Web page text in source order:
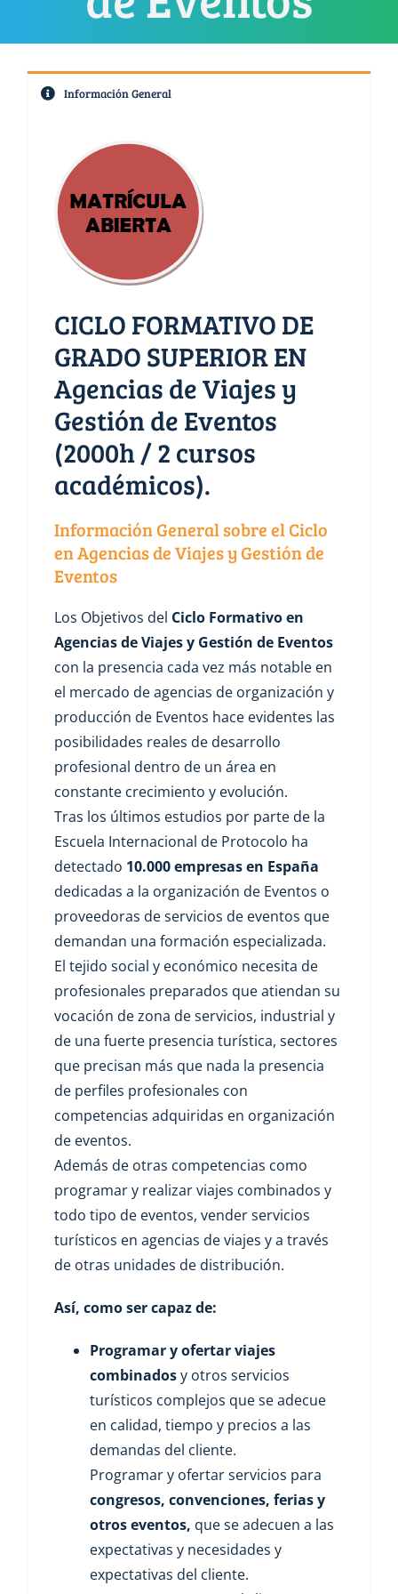
Información General
CICLO FORMATIVO DE
GRADO SUPERIOR EN
Agencias de Viajes y
Gestión de Eventos
(2000h / 2 cursos
académicos).
Información General sobre el Ciclo
en Agencias de Viajes y Gestión de
Eventos
Los Objetivos del Ciclo Formativo en
Agencias de Viajes y Gestión de Eventos
con la presencia cada vez más notable en
el mercado de agencias de organización y
producción de Eventos hace evidentes las
posibilidades reales de desarrollo
profesional dentro de un área en
constante crecimiento y evolución.
Tras los últimos estudios por parte de la
Escuela Internacional de Protocolo ha
detectado 10.000 empresas en España
dedicadas a la organización de Eventos o
proveedoras de servicios de eventos que
demandan una formación especializada.
El tejido social y económico necesita de
profesionales preparados que atiendan su
vocación de zona de servicios, industrial y
de una fuerte presencia turística, sectores
que precisan más que nada la presencia
de perfiles profesionales con
competencias adquiridas en organización
de eventos.
Además de otras competencias como
programar y realizar viajes combinados y
todo tipo de eventos, vender servicios
turísticos en agencias de viajes y a través
de otras unidades de distribución.
Así, como ser capaz de:
Programar y ofertar viajes
combinadosy otros servicios
turísticos complejos que se adecue
en calidad, tiempo y precios a las
demandas del cliente.
Programar y ofertar servicios para
congresos, convenciones, ferias y
otros eventos, que se adecuen a las
expectativas y necesidades y
expectativas del cliente.